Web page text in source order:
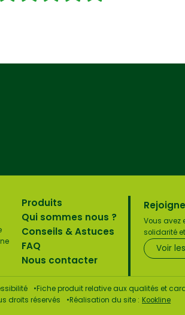
Produits
Qui sommes nous ?
Conseils & Astuces
FAQ
Nous contacter
Vous avez
solidarité
Voir
Fiche produit relative aux qualités et
droits réservés
Réalisation du site : Kookline